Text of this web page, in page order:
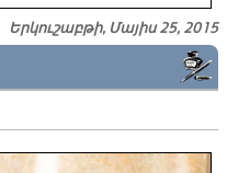
Երկուշաբթի, Մայիս 25, 2015